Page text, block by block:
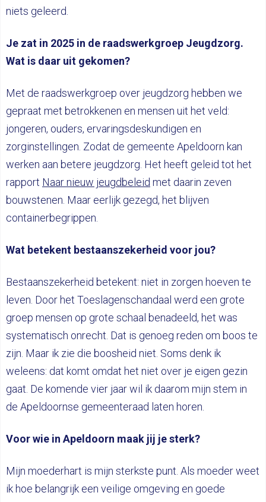
niets geleerd.
Je zat in 2025 in de raadswerkgroep Jeugdzorg.
Wat is daar uit gekomen?
Met de raadswerkgroep over jeugdzorg hebben we
gepraat met betrokkenen en mensen uit het veld:
jongeren, ouders, ervaringsdeskundigen en
zorginstellingen. Zodat de gemeente Apeldoorn kan
werken aan betere jeugdzorg. Het heeft geleid tot het
rapport Naar nieuw jeugdbeleid met daarin zeven
bouwstenen. Maar eerlijk gezegd, het blijven
containerbegrippen.
Wat betekent bestaanszekerheid voor jou?
Bestaanszekerheid betekent: niet in zorgen hoeven te
leven. Door het Toeslagenschandaal werd een grote
groep mensen op grote schaal benadeeld, het was
systematisch onrecht. Dat is genoeg reden om boos te
zijn. Maar ik zie die boosheid niet. Soms denk ik
weleens: dat komt omdat het niet over je eigen gezin
gaat. De komende vier jaar wil ik daarom mijn stem in
de Apeldoornse gemeenteraad laten horen.
Voor wie in Apeldoorn maak jij je sterk?
Mijn moederhart is mijn sterkste punt. Als moeder weet
ik hoe belangrijk een veilige omgeving en goede